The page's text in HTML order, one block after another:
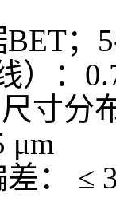
；
）：
寸分
μm
： ≤